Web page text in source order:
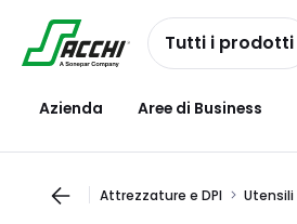
navigazione
Salta al
contenutoTutti i prodotti
Azienda Aree di Business
Attrezzature e DPI Utensili